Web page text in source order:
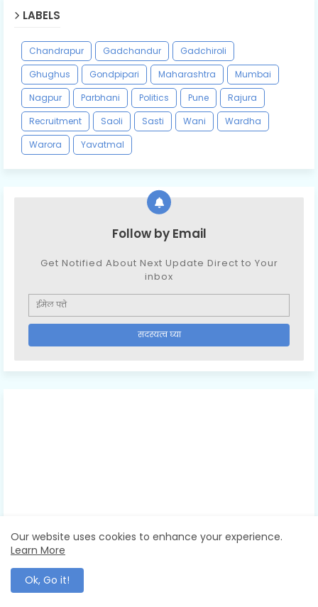
LABELS
Chandrapur Gadchandur
Gadchiroli
Ghughus
Gondpipari Maharashtra
Mumbai
Nagpur
Parbhani Politics Pune
Rajura
Recruitment
Saoli Sasti Wani
Wardha
Warora
Yavatmal
Follow by Email
Get Notified About Next Update Direct to Your
inbox
Our website uses cookies to enhance your experience.
Learn More
Ok, Go it!